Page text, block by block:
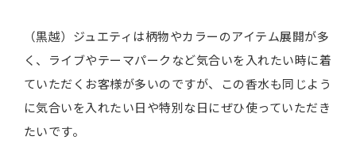
（黒越）ジュエティは柄物やカラーのアイテム展開が多
く、ライブやテーマパークなど気合いを入れたい時に着
ていただくお客様が多いのですが、この香水も同じよう
に気合いを入れたい日や特別な日にぜひ使っていただき
たいです。